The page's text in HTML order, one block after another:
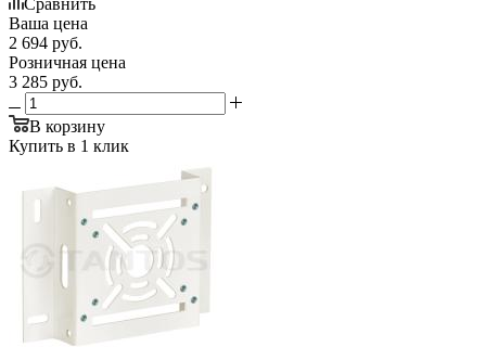
Ваша цена
2 694 руб.
Розничная цена
3 285 руб.
В корзину
Купить в 1 клик